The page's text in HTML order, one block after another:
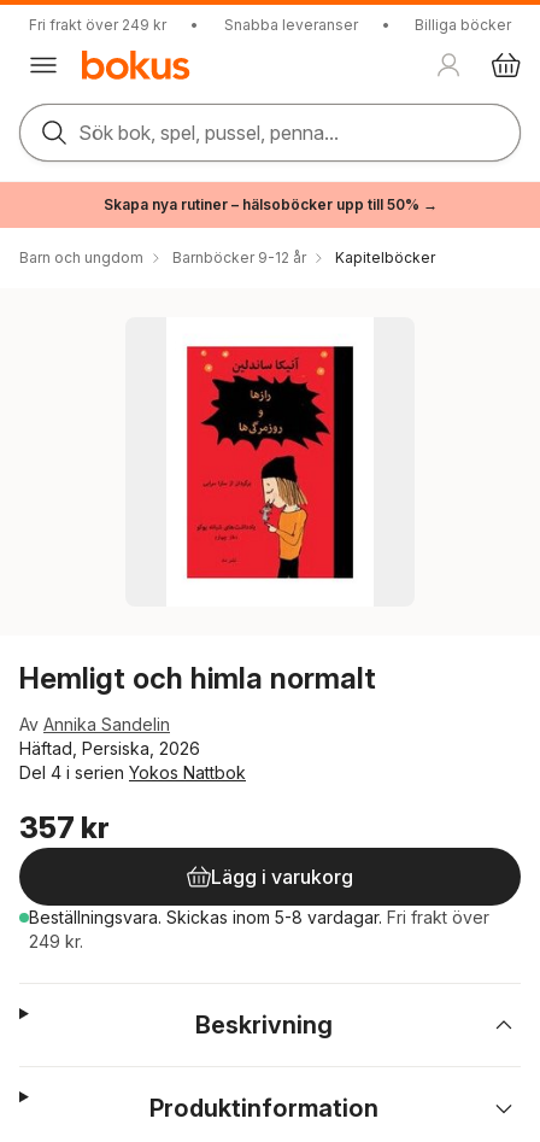
Fri frakt över 249 kr • Snabba leveranser • Billiga böcker
Sök bok, spel, pussel, penna...
Skapa nya rutiner – hälsoböcker upp till 50% →
Barn och ungdom Barnböcker 9-12 år Kapitelböcker
Hemligt och himla normalt
Av Annika Sandelin
Häftad, Persiska, 2026
Del 4 i serien Yokos Nattbok
357 kr
Lägg i varukorg
Beställningsvara. Skickas inom 5-8 vardagar. Fri frakt över
249 kr.
Beskrivning
Produktinformation